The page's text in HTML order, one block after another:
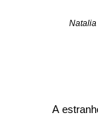
Natalia
A